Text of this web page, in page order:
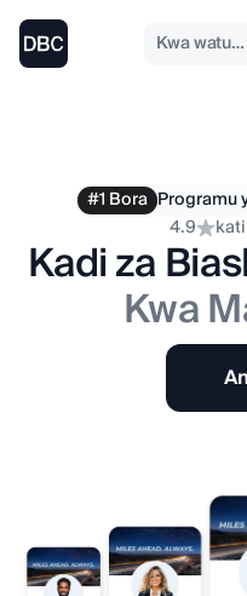
Kwa watu binafsi
#1 Bora Programu
4.9
Kadi za
Kwa